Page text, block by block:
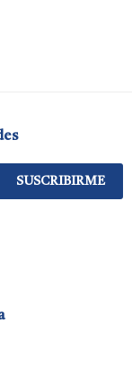
SUSCRIBIRME